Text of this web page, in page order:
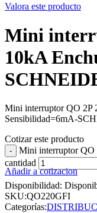
Valora este producto
Mini
10kA
Mini interruptor QO 2P
Sensibilidad=6mA-
Cotizar este producto
Mini interruptor
cantidad
Añadir a cotizacion
Disponibilidad:
SKU:QO220GFI
Categorías: